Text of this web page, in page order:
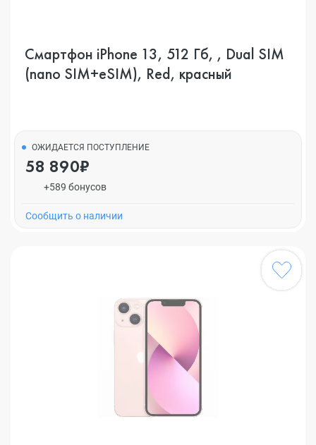
Смартфон iPhone 13, 512 Гб, , Dual SIM
(nano SIM+eSIM), Red, красный
ОЖИДАЕТСЯ ПОСТУПЛЕНИЕ
58 890₽
+589 бонусов
Cообщить о наличии